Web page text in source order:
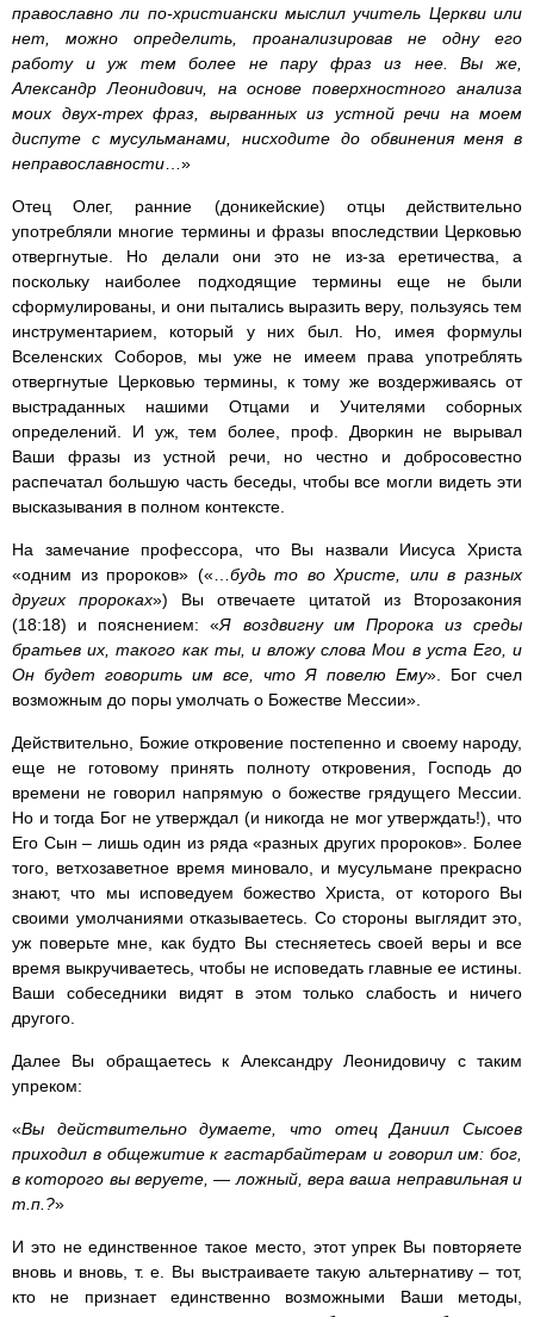
православно ли по-христиански мыслил учитель Церкви или
нет, можно определить, проанализировав не одну его
работу и уж тем более не пару фраз из нее. Вы же,
Александр Леонидович, на основе поверхностного анализа
моих двух-трех фраз, вырванных из устной речи на моем
диспуте с мусульманами, нисходите до обвинения меня в
неправославности …»
Отец Олег, ранние (доникейские) отцы действительно
употребляли многие термины и фразы впоследствии Церковью
отвергнутые. Но делали они это не из-за еретичества, а
поскольку наиболее подходящие термины еще не были
сформулированы, и они пытались выразить веру, пользуясь тем
инструментарием, который у них был. Но, имея формулы
Вселенских Соборов, мы уже не имеем права употреблять
отвергнутые Церковью термины, к тому же воздерживаясь от
выстраданных нашими Отцами и Учителями соборных
определений. И уж, тем более, проф. Дворкин не вырывал
Ваши фразы из устной речи, но честно и добросовестно
распечатал большую часть беседы, чтобы все могли видеть эти
высказывания в полном контексте.
На замечание профессора, что Вы назвали Иисуса Христа
«одним из пророков» («… будь то во Христе, или в разных
других пророках») Вы отвечаете цитатой из Второзакония
(18:18) и пояснением: «Я воздвигну им Пророка из среды
братьев их, такого как ты, и вложу слова Мои в уста Его, и
Он будет говорить им все, что Я повелю Ему». Бог счел
возможным до поры умолчать о Божестве Мессии».
Действительно, Божие откровение постепенно и своему народу,
еще не готовому принять полноту откровения, Господь до
времени не говорил напрямую о божестве грядущего Мессии.
Но и тогда Бог не утверждал (и никогда не мог утверждать!), что
Его Сын – лишь один из ряда «разных других пророков». Более
того, ветхозаветное время миновало, и мусульмане прекрасно
знают, что мы исповедуем божество Христа, от которого Вы
своими умолчаниями отказываетесь. Со стороны выглядит это,
уж поверьте мне, как будто Вы стесняетесь своей веры и все
время выкручиваетесь, чтобы не исповедать главные ее истины.
Ваши собеседники видят в этом только слабость и ничего
другого.
Далее Вы обращаетесь к Александру Леонидовичу с таким
упреком:
«Вы действительно думаете, что отец Даниил Сысоев
приходил в общежитие к гастарбайтерам и говорил им: бог,
в которого вы веруете, — ложный, вера ваша неправильная и
т.п.?»
И это не единственное такое место, этот упрек Вы повторяете
вновь и вновь, т. е. Вы выстраиваете такую альтернативу – тот,
кто не признает единственно возможными Ваши методы,